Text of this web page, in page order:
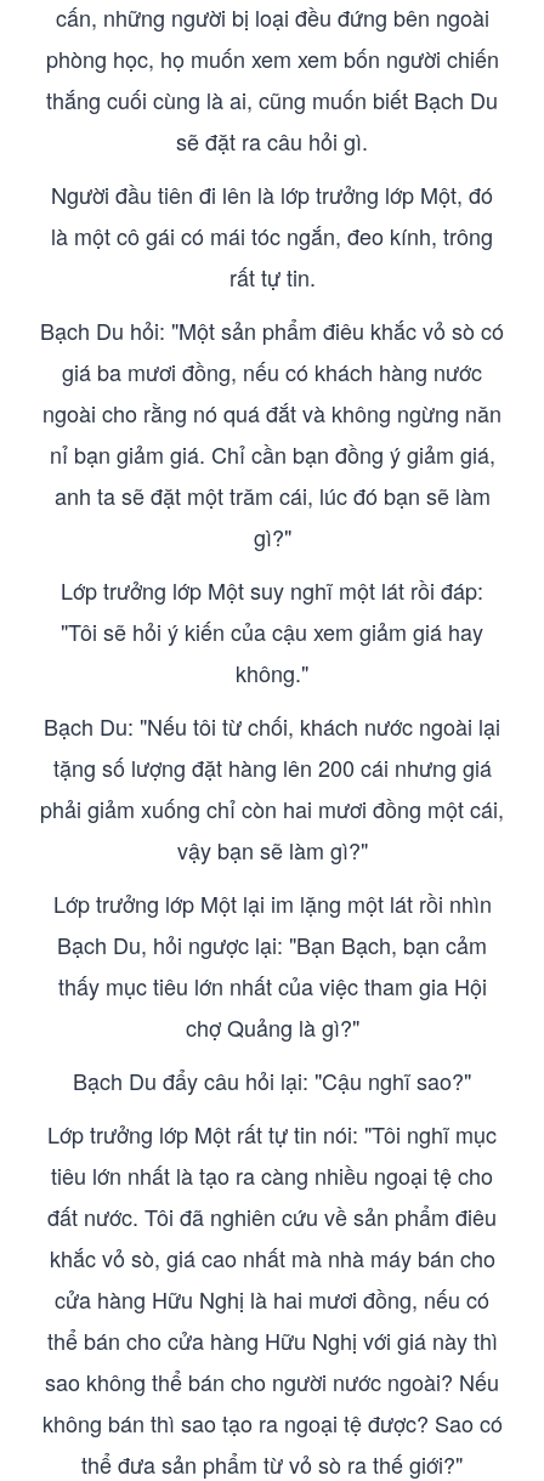
cấn, những người bị loại đều đứng bên ngoài
phòng học, họ muốn xem xem bốn người chiến
thắng cuối cùng là ai, cũng muốn biết Bạch Du
sẽ đặt ra câu hỏi gì.
Người đầu tiên đi lên là lớp trưởng lớp Một, đó
là một cô gái có mái tóc ngắn, đeo kính, trông
rất tự tin.
Bạch Du hỏi: "Một sản phẩm điêu khắc vỏ sò có
giá ba mươi đồng, nếu có khách hàng nước
ngoài cho rằng nó quá đắt và không ngừng năn
nỉ bạn giảm giá. Chỉ cần bạn đồng ý giảm giá,
anh ta sẽ đặt một trăm cái, lúc đó bạn sẽ làm
gì?"
Lớp trưởng lớp Một suy nghĩ một lát rồi đáp:
"Tôi sẽ hỏi ý kiến của cậu xem giảm giá hay
không."
Bạch Du: "Nếu tôi từ chối, khách nước ngoài lại
tặng số lượng đặt hàng lên 200 cái nhưng giá
phải giảm xuống chỉ còn hai mươi đồng một cái,
vậy bạn sẽ làm gì?"
Lớp trưởng lớp Một lại im lặng một lát rồi nhìn
Bạch Du, hỏi ngược lại: "Bạn Bạch, bạn cảm
thấy mục tiêu lớn nhất của việc tham gia Hội
chợ Quảng là gì?"
Bạch Du đẩy câu hỏi lại: "Cậu nghĩ sao?"
Lớp trưởng lớp Một rất tự tin nói: "Tôi nghĩ mục
tiêu lớn nhất là tạo ra càng nhiều ngoại tệ cho
đất nước. Tôi đã nghiên cứu về sản phẩm điêu
khắc vỏ sò, giá cao nhất mà nhà máy bán cho
cửa hàng Hữu Nghị là hai mươi đồng, nếu có
thể bán cho cửa hàng Hữu Nghị với giá này thì
sao không thể bán cho người nước ngoài? Nếu
không bán thì sao tạo ra ngoại tệ được? Sao có
thể đưa sản phẩm từ vỏ sò ra thế giới?"